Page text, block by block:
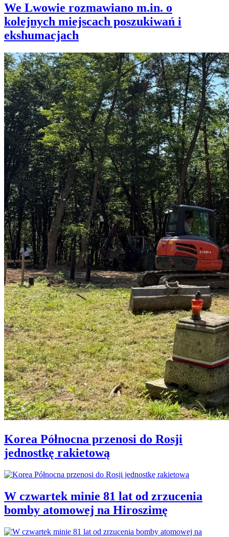
We Lwowie rozmawiano m.in. o
kolejnych miejscach poszukiwań i
ekshumacjach
Korea Północna przenosi do Rosji
jednostkę rakietową
W czwartek minie 81 lat od zrzucenia
bomby atomowej na Hiroszimę